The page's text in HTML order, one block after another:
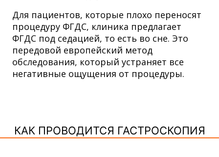
Для пациентов, которые плохо переносят
процедуру ФГДС, клиника предлагает
ФГДС под седацией, то есть во сне. Это
передовой европейский метод
обследования, который устраняет все
негативные ощущения от процедуры.
КАК ПРОВОДИТСЯ ГАСТРОСКОПИЯ